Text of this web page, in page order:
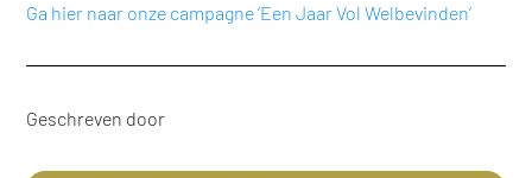
Ga hier naar onze campagne ‘Een Jaar Vol Welbevinden’
Geschreven door